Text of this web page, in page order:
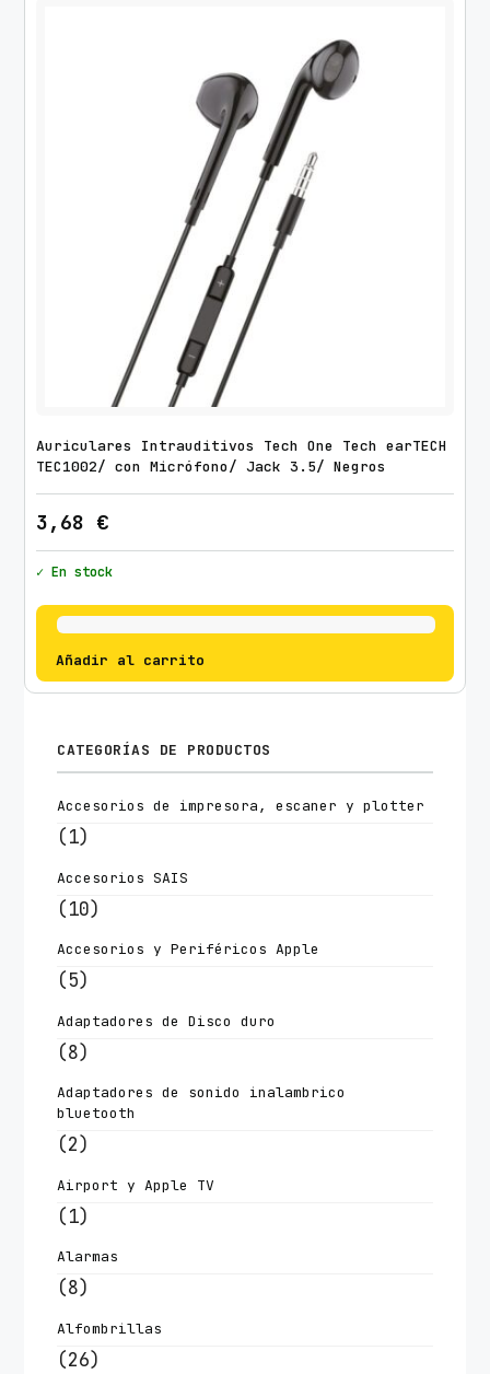
Auriculares Intrauditivos Tech One Tech earTECH
TEC1002/ con Micrófono/ Jack 3.5/ Negros
3,68 €
✓ En stock
Añadir al carrito
CATEGORÍAS DE PRODUCTOS
Accesorios de impresora, escaner y plotter
(1)
Accesorios SAIS
(10)
Accesorios y Periféricos Apple
(5)
Adaptadores de Disco duro
(8)
Adaptadores de sonido inalambrico
bluetooth
(2)
Airport y Apple TV
(1)
Alarmas
(8)
Alfombrillas
(26)